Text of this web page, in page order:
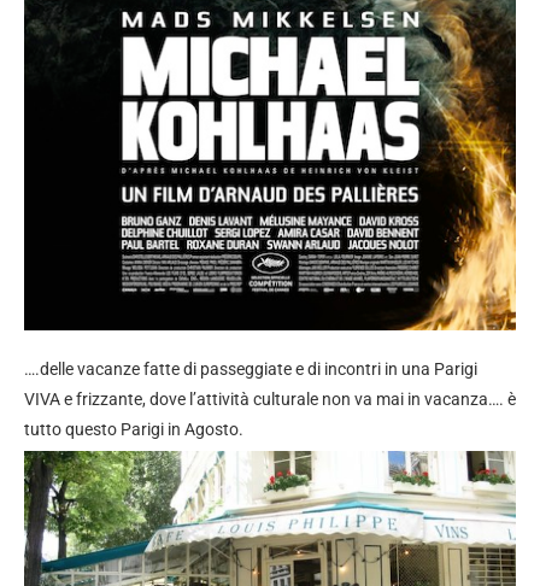
….delle vacanze fatte di passeggiate e di incontri in una Parigi
VIVA e frizzante, dove l’attività culturale non va mai in vacanza…. è
tutto questo Parigi in Agosto.